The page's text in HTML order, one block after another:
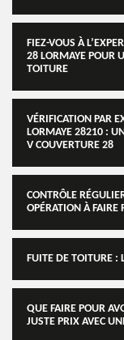
FIEZ-VOUS À
28 LORMAYE POUR
TOITURE
VÉRIFICATION PAR
LORMAYE 28210 :
V COUVERTURE 28
CONTRÔLE
OPÉRATION À FAIRE
FUITE DE TOITURE :
QUE FAIRE POUR
JUSTE PRIX AVEC